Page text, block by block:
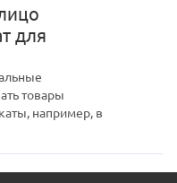
для
товары
например, в